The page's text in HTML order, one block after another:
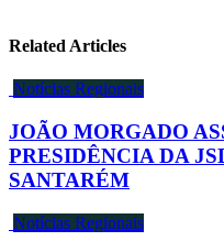
Related Articles
Notícias Regionais
JOÃO MORGADO
PRESIDÊNCIA DA
SANTARÉM
Notícias Regionais